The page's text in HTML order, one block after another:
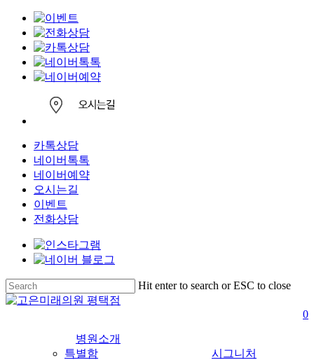
카톡상담
네이버톡톡
네이버예약
오시는길
이벤트
전화상담
Skip
to
main
Hit enter to search or ESC to close
Close
0
병원소개
특별함
시그니처